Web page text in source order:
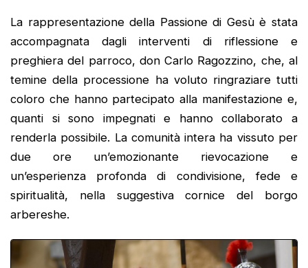
La rappresentazione della Passione di Gesù è stata
accompagnata dagli interventi di riflessione e
preghiera del parroco, don Carlo Ragozzino, che, al
temine della processione ha voluto ringraziare tutti
coloro che hanno partecipato alla manifestazione e,
quanti si sono impegnati e hanno collaborato a
renderla possibile. La comunità intera ha vissuto per
due ore un’emozionante rievocazione e
un’esperienza profonda di condivisione, fede e
spiritualità, nella suggestiva cornice del borgo
arbereshe.